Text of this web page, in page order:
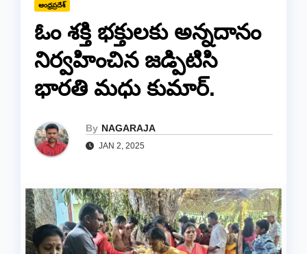
ఆంధ్రప్రదేశ్
ఓం శక్తి భక్తులకు అన్నదానం
నిర్వహించిన జడ్పిటిసి
భారతి మధు కుమార్.
By NAGARAJA
JAN 2, 2025